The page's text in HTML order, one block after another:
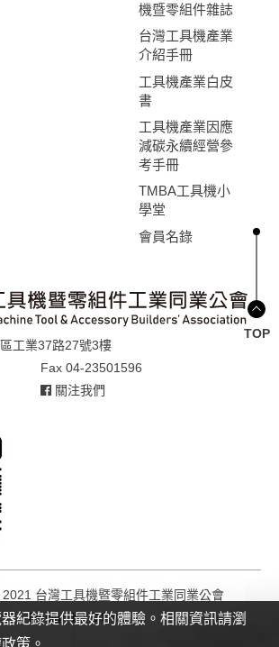
機暨零組件雜誌
台灣工具機產業
介紹手冊
工具機產業白皮
書
工具機產業因應
減碳永續經營參
考手冊
TMBA工具機小
學堂
會員名錄
工業37路27號3樓
Fax 04-23501596
關注我們
台灣工具機暨零組件工業同業公會
Design byGTMC
TOP
紀錄提供最好的體驗。相關資訊請瀏
策。